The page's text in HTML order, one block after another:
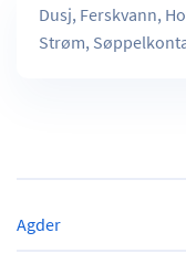
Dusj, Ferskvann,
Strøm,
Agder